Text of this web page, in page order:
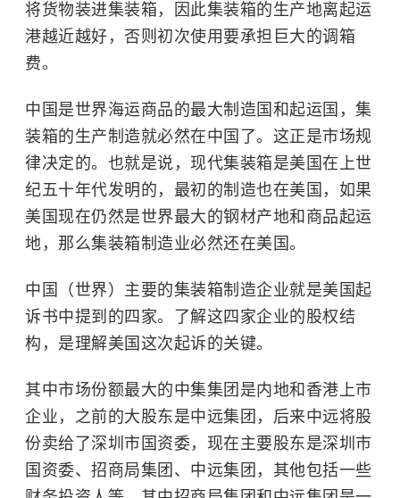
将货物装进集装箱，因此集装箱的生产地离起运
港越近越好，否则初次使用要承担巨大的调箱
费。
中国是世界海运商品的最大制造国和起运国，集
装箱的生产制造就必然在中国了。这正是市场规
律决定的。也就是说，现代集装箱是美国在上世
纪五十年代发明的，最初的制造也在美国，如果
美国现在仍然是世界最大的钢材产地和商品起运
地，那么集装箱制造业必然还在美国。
中国（世界）主要的集装箱制造企业就是美国起
诉书中提到的四家。了解这四家企业的股权结
构，是理解美国这次起诉的关键。
其中市场份额最大的中集集团是内地和香港上市
企业，之前的大股东是中远集团，后来中远将股
份卖给了深圳市国资委，现在主要股东是深圳市
国资委、招商局集团、中远集团，其他包括一些